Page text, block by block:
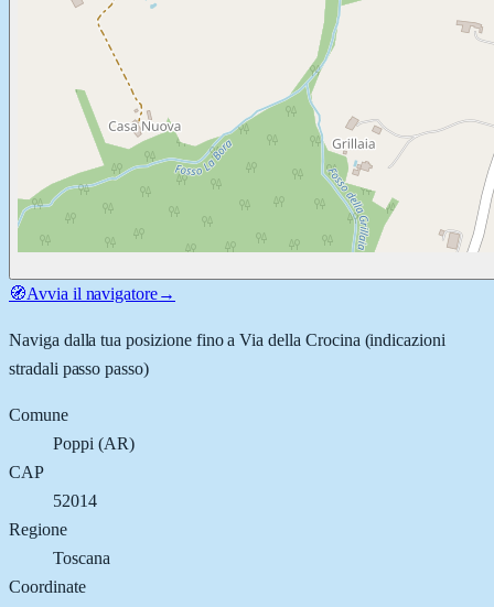
🧭Avvia il navigatore→
Naviga dalla tua posizione fino aVia della Crocina (indicazioni
stradali passo passo)
Comune
Poppi (AR)
CAP
52014
Regione
Toscana
Coordinate